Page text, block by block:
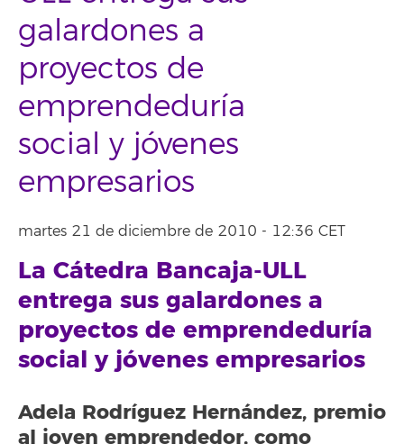
galardones a
proyectos de
emprendeduría
social y jóvenes
empresarios
martes 21 de diciembre de 2010 - 12:36 CET
La Cátedra Bancaja-ULL
entrega sus galardones a
proyectos de emprendeduría
social y jóvenes empresarios
Adela Rodríguez Hernández, premio
al joven emprendedor, como